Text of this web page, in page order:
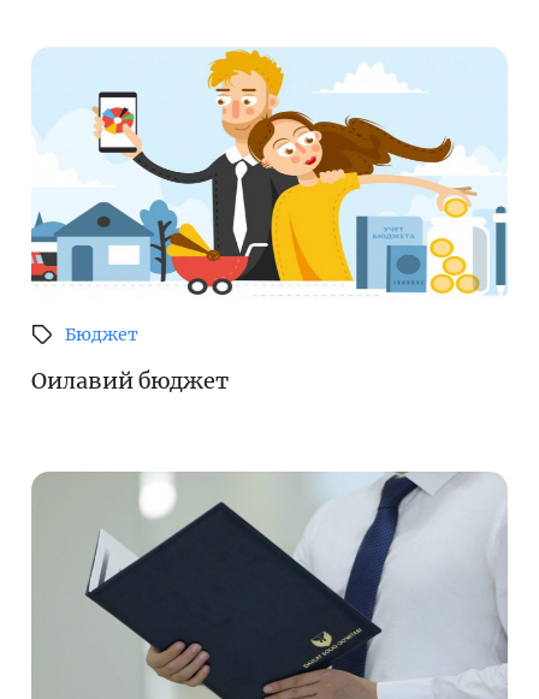
Бюджет
Оилавий бюджет